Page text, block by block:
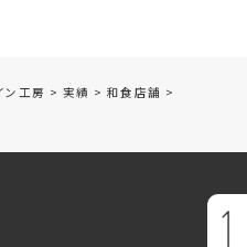
ン工房 > 実績 > 和食店舗 >